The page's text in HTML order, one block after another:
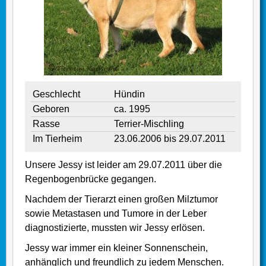
Geschlecht
Hündin
Geboren
ca. 1995
Rasse
Terrier-Mischling
Im Tierheim
23.06.2006 bis 29.07.2011
Unsere Jessy ist leider am 29.07.2011 über die
Regenbogenbrücke gegangen.
Nachdem der Tierarzt einen großen Milztumor
sowie Metastasen und Tumore in der Leber
diagnostizierte, mussten wir Jessy erlösen.
Jessy war immer ein kleiner Sonnenschein,
anhänglich und freundlich zu jedem Menschen.